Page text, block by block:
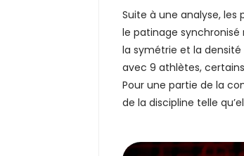
Suite à une analyse, les
le patinage
la symétrie et la
avec 9 athlètes,
Pour une partie de la
de la discipline telle